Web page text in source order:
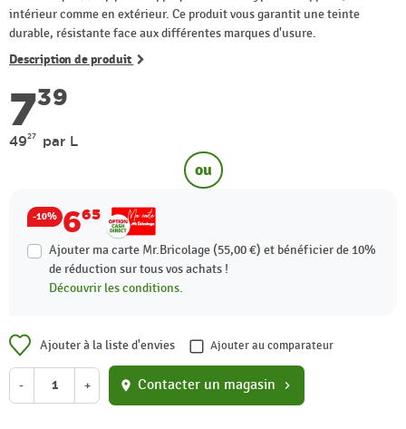
intérieur comme en extérieur. Ce produit vous garantit une teinte
durable, résistante face aux différentes marques d'usure.
Description de produit
739
4927 par L
ou
-10% 665
Ajouter ma carte Mr.Bricolage (55,00 €) et bénéficier de 10%
de réduction sur tous vos achats !
Découvrir les conditions.
Ajouter à la liste d'envies Ajouter au comparateur
- + location_on Contacter un magasin chevron_right